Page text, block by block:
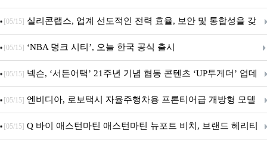
표
[05/15] 실리콘랩스, 업계 선도적인 전력 효율, 보안 및 통합성을 갖
춘 초저전력 블루투스 LE SoC ‘BG2B’ 공개
[05/15] ‘NBA 덩크 시티’, 오늘 한국 공식 출시
[05/15] 넥슨, ‘서든어택’ 21주년 기념 협동 콘텐츠 ‘UP투게더’ 업데
이트
[05/15] 엔비디아, 로보택시 자율주행차용 프론티어급 개방형 모델
‘알파마요 2 슈퍼’ 상업적 이용 가능
[05/15] Q 바이 애스턴마틴 애스턴마틴 뉴포트 비치, 브랜드 헤리티